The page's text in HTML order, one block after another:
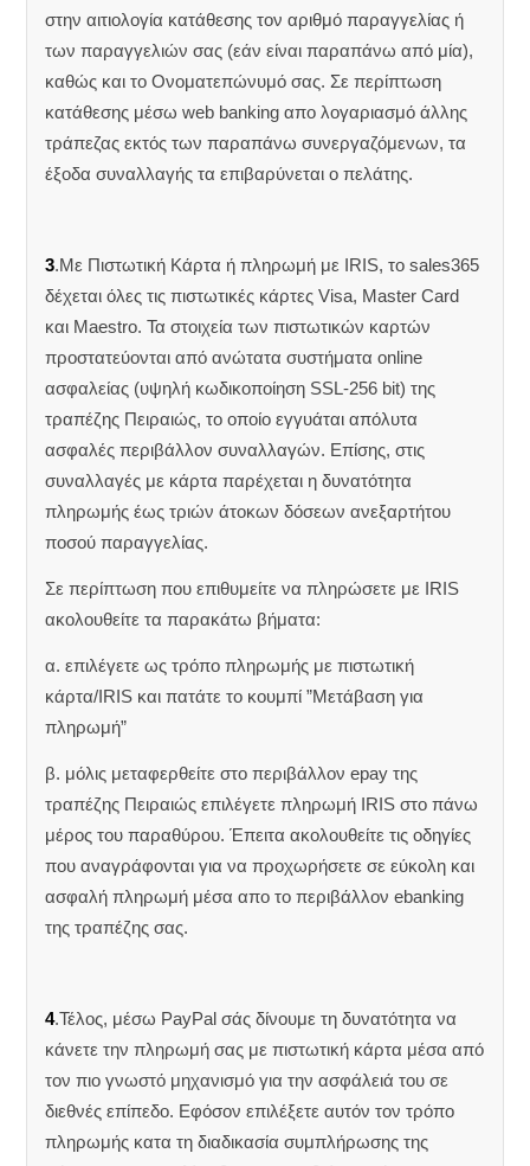
στην αιτιολογία κατάθεσης τον αριθμό παραγγελίας ή
των παραγγελιών σας (εάν είναι παραπάνω από μία),
καθώς και το Ονοματεπώνυμό σας. Σε περίπτωση
κατάθεσης μέσω web banking απο λογαριασμό άλλης
τράπεζας εκτός των παραπάνω συνεργαζόμενων, τα
έξοδα συναλλαγής τα επιβαρύνεται ο πελάτης.
3.Με Πιστωτική Κάρτα ή πληρωμή με IRIS, το sales365
δέχεται όλες τις πιστωτικές κάρτες Visa, Master Card
και Maestro. Τα στοιχεία των πιστωτικών καρτών
προστατεύονται από ανώτατα συστήματα online
ασφαλείας (υψηλή κωδικοποίηση SSL-256 bit) της
τραπέζης Πειραιώς, το οποίο εγγυάται απόλυτα
ασφαλές περιβάλλον συναλλαγών. Επίσης, στις
συναλλαγές με κάρτα παρέχεται η δυνατότητα
πληρωμής έως τριών άτοκων δόσεων ανεξαρτήτου
ποσού παραγγελίας.
Σε περίπτωση που επιθυμείτε να πληρώσετε με IRIS
ακολουθείτε τα παρακάτω βήματα:
α. επιλέγετε ως τρόπο πληρωμής με πιστωτική
κάρτα/IRIS και πατάτε το κουμπί ”Μετάβαση για
πληρωμή”
β. μόλις μεταφερθείτε στο περιβάλλον epay της
τραπέζης Πειραιώς επιλέγετε πληρωμή IRIS στο πάνω
μέρος του παραθύρου. Έπειτα ακολουθείτε τις οδηγίες
που αναγράφονται για να προχωρήσετε σε εύκολη και
ασφαλή πληρωμή μέσα απο το περιβάλλον ebanking
της τραπέζης σας.
4.Τέλος, μέσω PayPal σάς δίνουμε τη δυνατότητα να
κάνετε την πληρωμή σας με πιστωτική κάρτα μέσα από
τον πιο γνωστό μηχανισμό για την ασφάλειά του σε
διεθνές επίπεδο. Εφόσον επιλέξετε αυτόν τον τρόπο
πληρωμής κατα τη διαδικασία συμπλήρωσης της